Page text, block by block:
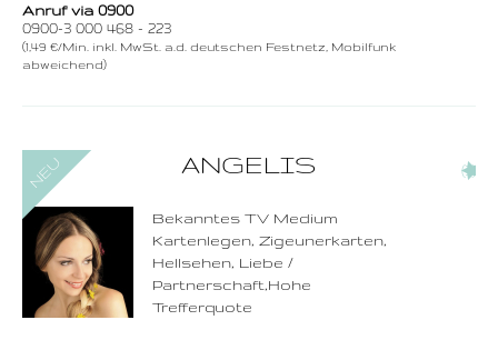
Anruf via 0900
0900-3 000 468 - 223
(1,49 €/Min. inkl. MwSt. a.d. deutschen Festnetz, Mobilfunk
abweichend)
ANGELIS (3)
Bekanntes TV Medium
Kartenlegen, Zigeunerkarten,
Hellsehen, Liebe /
Partnerschaft,Hohe
Trefferquote
0900-3 000 468 - 110
1,49 €/Min. inkl. MwSt.
Wählen Sie diese
Rufnummer inklusive
dem Beratercode
Zurück